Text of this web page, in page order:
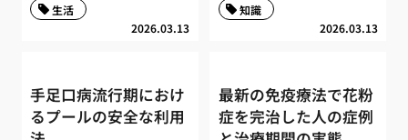
2026.03.13
生活
2026.03.13
知識
手足口病流行期におけ
るプールの安全な利用
最新の免疫療法で花粉
症を完治した人の症例